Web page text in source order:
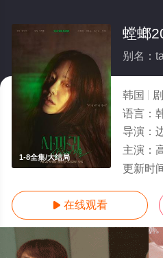
1-8全集/大结局
螳螂
别名：
韩国
语言：
导演：
主演：
更新时
 在线观看